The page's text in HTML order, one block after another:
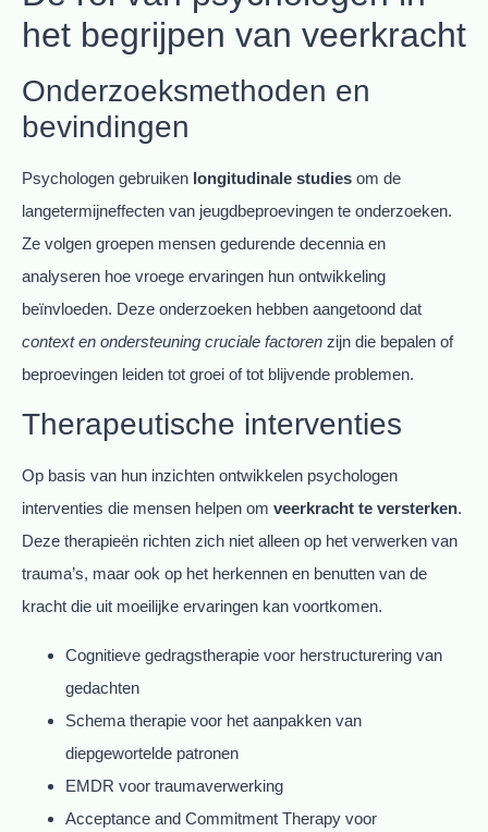
het begrijpen van veerkracht
Onderzoeksmethoden en
bevindingen
Psychologen gebruiken longitudinale studies om de
langetermijneffecten van jeugdbeproevingen te onderzoeken.
Ze volgen groepen mensen gedurende decennia en
analyseren hoe vroege ervaringen hun ontwikkeling
beïnvloeden. Deze onderzoeken hebben aangetoond dat
context en ondersteuning cruciale factoren zijn die bepalen of
beproevingen leiden tot groei of tot blijvende problemen.
Therapeutische interventies
Op basis van hun inzichten ontwikkelen psychologen
interventies die mensen helpen om veerkracht te versterken.
Deze therapieën richten zich niet alleen op het verwerken van
trauma’s, maar ook op het herkennen en benutten van de
kracht die uit moeilijke ervaringen kan voortkomen.
Cognitieve gedragstherapie voor herstructurering van
gedachten
Schema therapie voor het aanpakken van
diepgewortelde patronen
EMDR voor traumaverwerking
Acceptance and Commitment Therapy voor